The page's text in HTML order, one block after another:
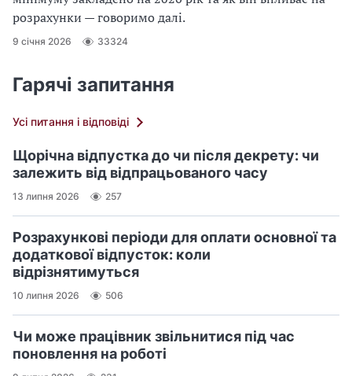
розрахунки — говоримо далі.
9 січня 2026 33324
Гарячі запитання
Усі питання і відповіді
Щорічна відпустка до чи після декрету: чи
залежить від відпрацьованого часу
13 липня 2026 257
Розрахункові періоди для оплати основної та
додаткової відпусток: коли
відрізнятимуться
10 липня 2026 506
Чи може працівник звільнитися під час
поновлення на роботі